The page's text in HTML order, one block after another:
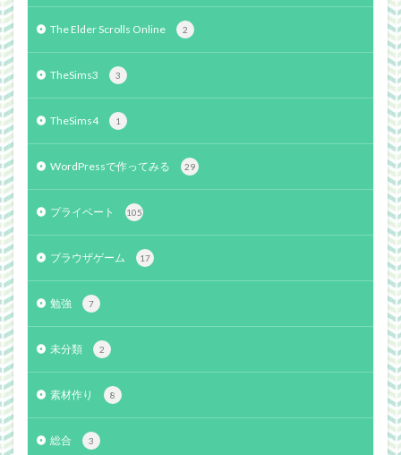
The Elder Scrolls Online 2
TheSims3 3
TheSims4 1
WordPressで作ってみる 29
プライベート 105
ブラウザゲーム 17
勉強 7
未分類 2
素材作り 8
総合 3